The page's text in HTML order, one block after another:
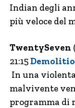
Indian degli
più veloce del
TwentySeven
21:15
In una
malvivente
programma di